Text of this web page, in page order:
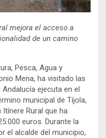
mejora el acceso a
de un camino
Pesca, Agua y
Mena, ha visitado las
ejecuta en el
municipal de Tíjola,
Rural que ha
euros. Durante la
el alcalde del municipio,